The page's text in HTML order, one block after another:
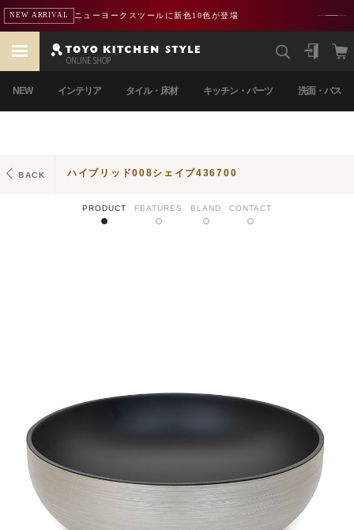
NEW ARRIVAL ニューヨークスツールに新色10色が登場
NEW インテリア タイル・床材 キッチン・パーツ 洗面・バス
BACK ハイブリッド008シェイブ436700
PRODUCT FEATURES BLAND CONTACT